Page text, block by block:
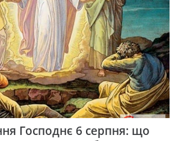
Господнє 6 серпня: що